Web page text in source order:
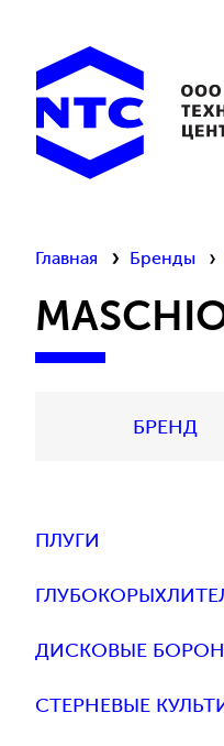
Главная Бренды
БРЕНД
ПЛУГИ
ДИСКОВЫЕ
СТЕРНЕВЫЕ